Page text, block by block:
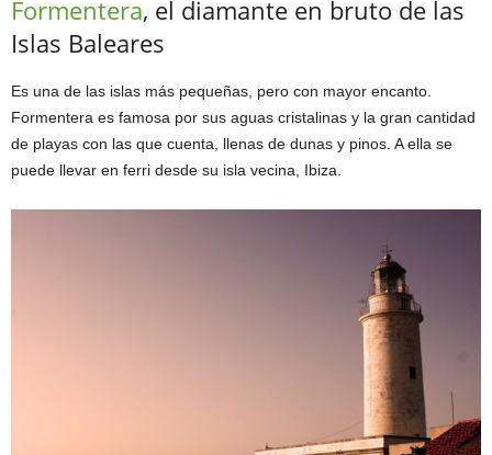
Formentera, el diamante en bruto de las
Islas Baleares
Es una de las islas más pequeñas, pero con mayor encanto.
Formentera es famosa por sus aguas cristalinas y la gran cantidad
de playas con las que cuenta, llenas de dunas y pinos. A ella se
puede llevar en ferri desde su isla vecina, Ibiza.